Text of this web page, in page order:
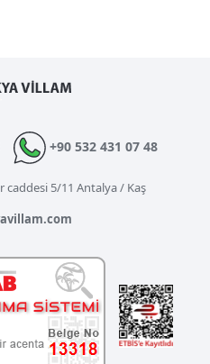
+90 532 431 07 48
caddesi 5/11 Antalya / Kaş